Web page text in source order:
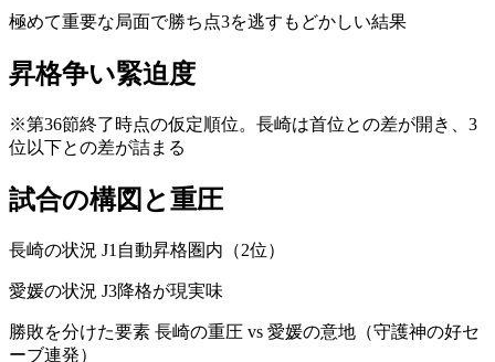
極めて重要な局面で勝ち点3を逃すもどかしい結果
昇格争い緊迫度
※第36節終了時点の仮定順位。長崎は首位との差が開き、3
位以下との差が詰まる
試合の構図と重圧
長崎の状況 J1自動昇格圏内（2位）
愛媛の状況 J3降格が現実味
勝敗を分けた要素 長崎の重圧 vs 愛媛の意地（守護神の好セ
ーブ連発）